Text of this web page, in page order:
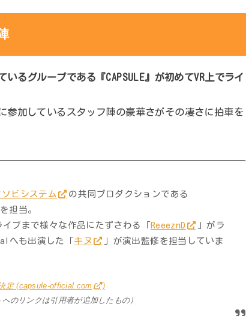
るグループである『CAPSULE』が初めてVR上でライ
参加しているスタッフ陣の豪華さがその凄さに拍車を
ソビシステム
の共同プロダクションである
担当。
ブまで様々な作品にたずさわる「 ReeeznD
」がラ
へも出演した「 キヌ
」が演出監修を担当していま
定 (capsule-official.com
)
のリンクは引用者が追加したもの）